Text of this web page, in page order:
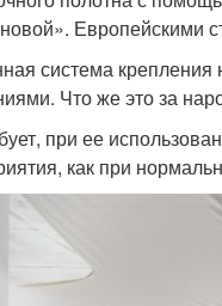
Европейскими
система крепления
Что же это за
при ее
как при